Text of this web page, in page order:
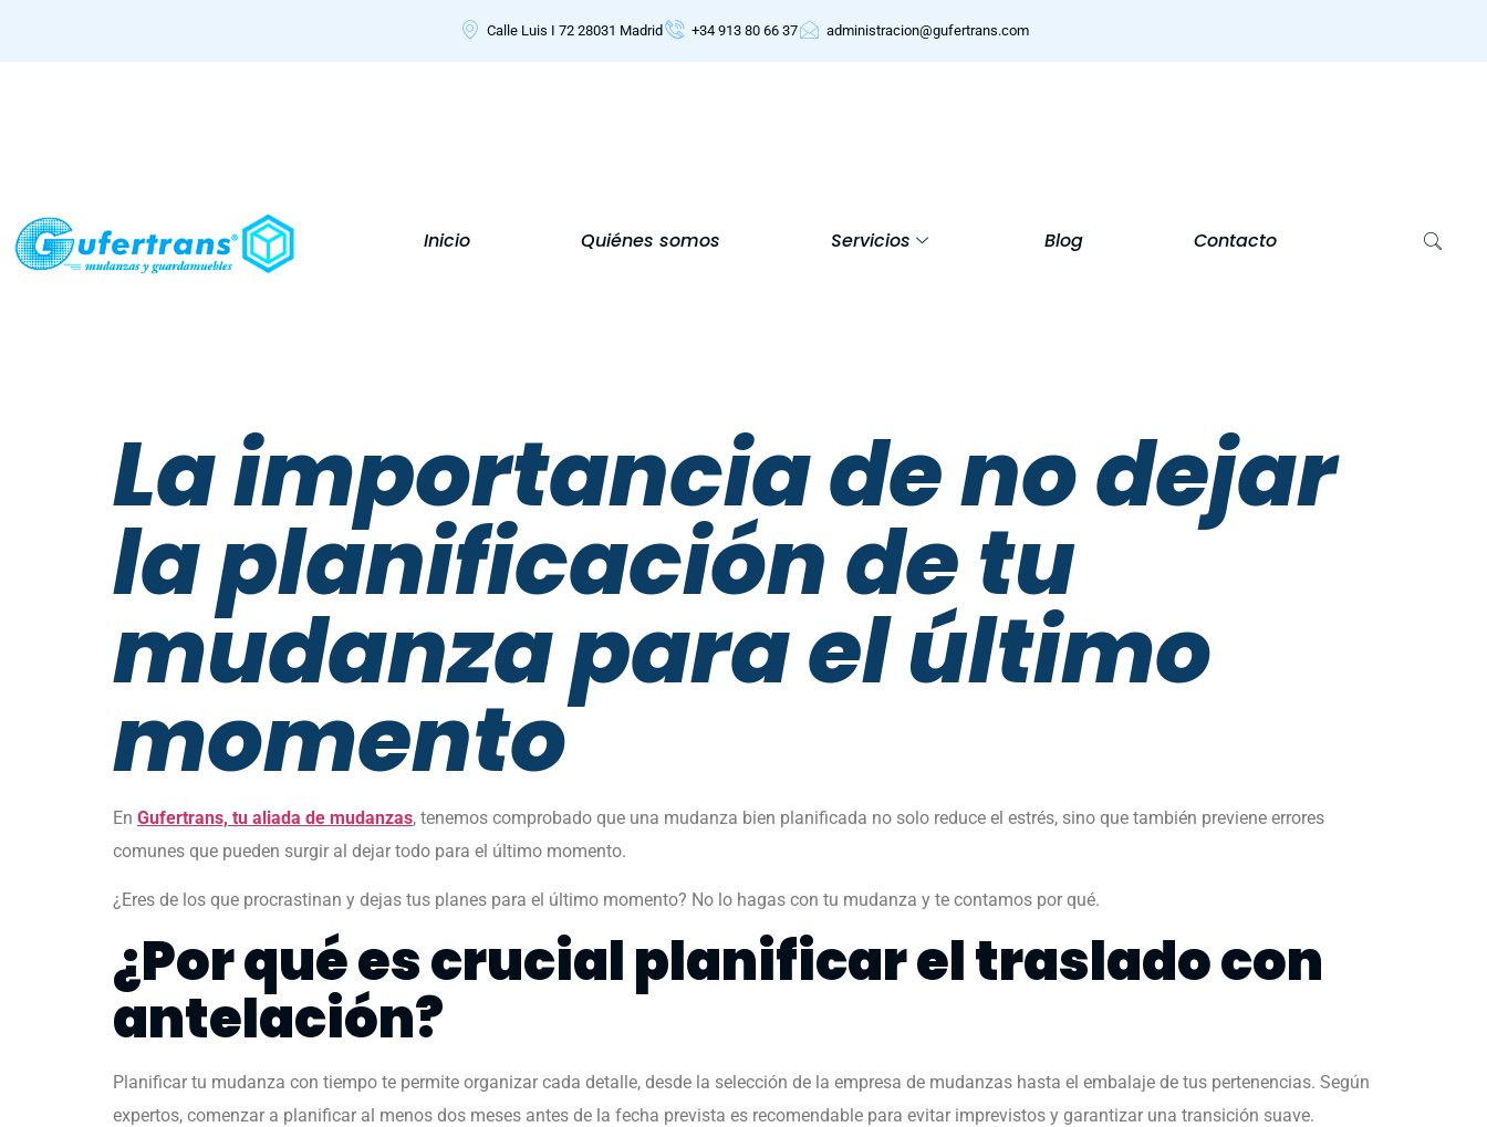
Calle Luis I 72 28031 Madrid +34 913 80 66 37 administracion@gufertrans.com
Inicio Quiénes somos Servicios Blog Contacto
La importancia de no dejar
la planificación de tu
mudanza para el último
momento
En Gufertrans, tu aliada de mudanzas, tenemos comprobado que una mudanza bien planificada no solo reduce el estrés, sino que también previene errores
comunes que pueden surgir al dejar todo para el último momento.
¿Eres de los que procrastinan y dejas tus planes para el último momento? No lo hagas con tu mudanza y te contamos por qué.
¿Por qué es crucial planificar el traslado con
antelación?
Planificar tu mudanza con tiempo te permite organizar cada detalle, desde la selección de la empresa de mudanzas hasta el embalaje de tus pertenencias. Según
expertos, comenzar a planificar al menos dos meses antes de la fecha prevista es recomendable para evitar imprevistos y garantizar una transición suave.